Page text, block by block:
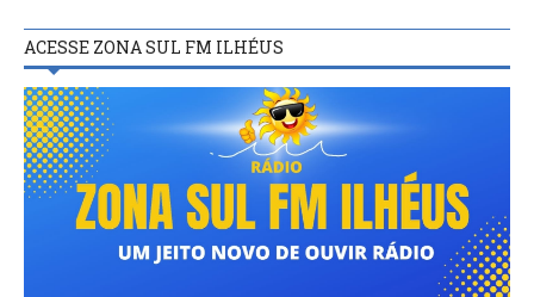
ACESSE ZONA SUL FM ILHÉUS